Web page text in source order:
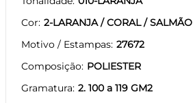
Cor 2-LARANJA / CORAL / SALMÃO
Motivo / Estampas 27672
Composição POLIESTER
Gramatura 2. 100 a 119 GM2